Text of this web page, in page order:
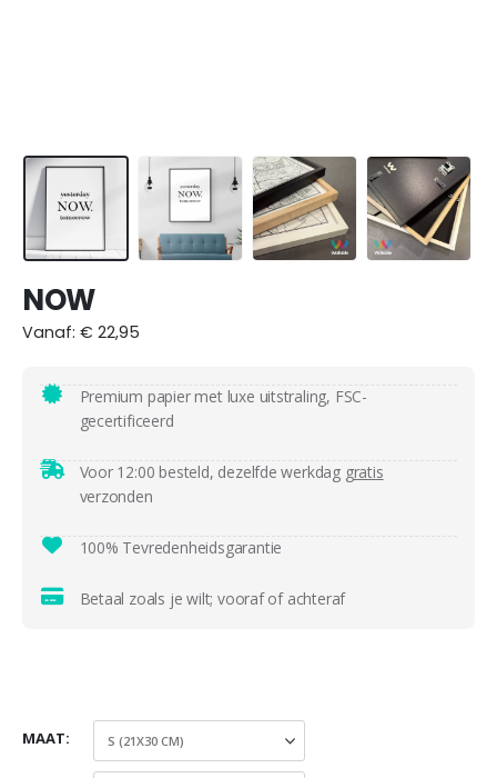
NOW
Vanaf: € 22,95
Premium papier met luxe uitstraling, FSC-
gecertificeerd
Voor 12:00 besteld, dezelfde werkdag gratis
verzonden
100% Tevredenheidsgarantie
Betaal zoals je wilt; vooraf of achteraf
MAAT